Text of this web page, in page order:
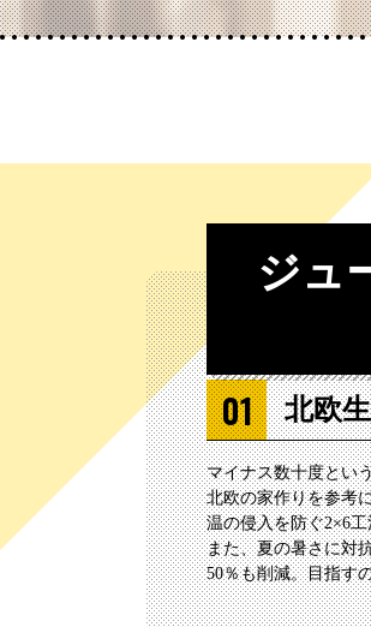
ジュ
北欧
マイナス数十度とい
北欧の家作りを参考
温の侵入を防ぐ2×6
また、夏の暑さに対
50％も削減。目指す